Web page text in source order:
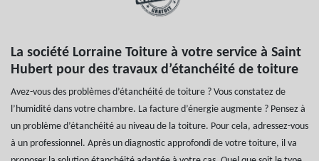
La société Lorraine Toiture à votre service à Saint
Hubert pour des travaux d’étanchéité de toiture
Avez-vous des problèmes d’étanchéité de toiture ? Vous constatez de
l’humidité dans votre chambre. La facture d’énergie augmente ? Pensez à
un problème d’étanchéité au niveau de la toiture. Pour cela, adressez-vous
à un professionnel. Après un diagnostic approfondi de votre toiture, il va